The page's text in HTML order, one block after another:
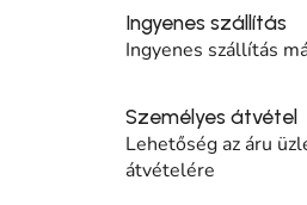
Ingyenes szállítás
Ingyenes szállítás
Személyes átvétel
Lehetőség az áru
átvételére